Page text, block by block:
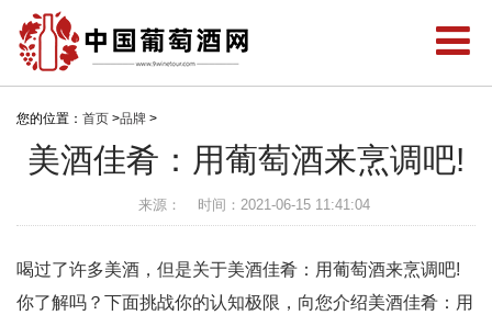
您的位置： 首页 >品牌 >
美酒佳肴：用葡萄酒来烹调吧!
来源： 时间：2021-06-15 11:41:04
喝过了许多美酒，但是关于美酒佳肴：用葡萄酒来烹调吧!
你了解吗？下面挑战你的认知极限，向您介绍美酒佳肴：用